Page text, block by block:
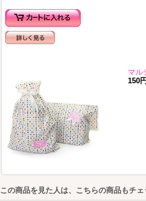
マル
150円
この商品を見た人は、こちらの商品もチェ